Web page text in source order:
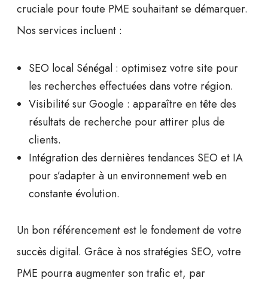
cruciale pour toute PME souhaitant se démarquer.
Nos services incluent :
SEO local Sénégal : optimisez votre site pour
les recherches effectuées dans votre région.
Visibilité sur Google : apparaître en tête des
résultats de recherche pour attirer plus de
clients.
Intégration des dernières tendances SEO et IA
pour s’adapter à un environnement web en
constante évolution.
Un bon référencement est le fondement de votre
succès digital. Grâce à nos stratégies SEO, votre
PME pourra augmenter son trafic et, par